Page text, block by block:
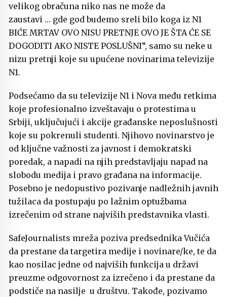
velikog obračuna niko nas ne može da
zaustavi … gde god budemo sreli bilo koga iz N1
BIĆE MRTAV OVO NISU PRETNJE OVO JE ŠTA ĆE SE
DOGODITI AKO NISTE POSLUŠNI“, samo su neke u
nizu pretnji koje su upućene novinarima televizije
N1.
Podsećamo da su televizije N1 i Nova među retkima
koje profesionalno izveštavaju o protestima u
Srbiji, uključujući i akcije građanske neposlušnosti
koje su pokrenuli studenti. Njihovo novinarstvo je
od ključne važnosti za javnost i demokratski
poredak, a napadi na njih predstavljaju napad na
slobodu medija i pravo građana na informacije.
Posebno je nedopustivo pozivanje nadležnih javnih
tužilaca da postupaju po lažnim optužbama
izrečenim od strane najviših predstavnika vlasti.
SafeJournalists mreža poziva predsednika Vučića
da prestane da targetira medije i novinare/ke, te da
kao nosilac jedne od najviših funkcija u državi
preuzme odgovornost za izrečeno i da prestane da
podstiče na nasilje u društvu. Takođe, pozivamo